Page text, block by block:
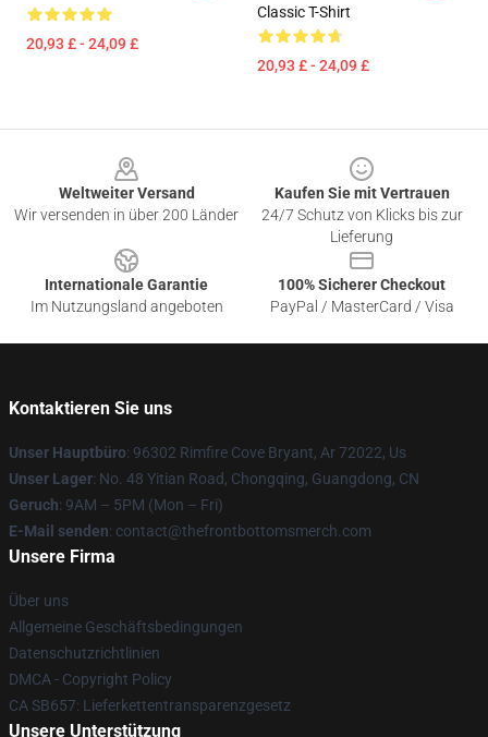
20,93 £ - 24,09 £
Classic T-Shirt
20,93 £ - 24,09 £
Weltweiter Versand
Wir versenden in über 200 Länder
Kaufen Sie mit Vertrauen
24/7 Schutz von Klicks bis zur
Lieferung
Internationale Garantie
Im Nutzungsland angeboten
100% Sicherer Checkout
PayPal / MasterCard / Visa
Kontaktieren Sie uns
Unser Hauptbüro: 96302 Rimfire Cove Bryant, Ar 72022, Us
Unser Lager: No. 48 Yitian Road, Chongqing, Guangdong, CN
Geruch: 9AM – 5PM (Mon – Fri)
E-Mail senden: contact@thefrontbottomsmerch.com
Unsere Firma
Über uns
Allgemeine Geschäftsbedingungen
Datenschutzrichtlinien
DMCA - Copyright Policy
CA SB657: Lieferkettentransparenzgesetz
Unsere Unterstützung